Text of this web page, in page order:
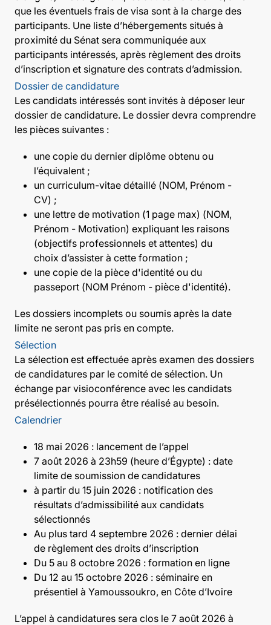
que les éventuels frais de visa sont à la charge des
participants. Une liste d’hébergements situés à
proximité du Sénat sera communiquée aux
participants intéressés, après règlement des droits
d’inscription et signature des contrats d’admission.
Dossier de candidature
Les candidats intéressés sont invités à déposer leur
dossier de candidature. Le dossier devra comprendre
les pièces suivantes :
une copie du dernier diplôme obtenu ou
l’équivalent ;
un curriculum-vitae détaillé (NOM, Prénom -
CV) ;
une lettre de motivation (1 page max) (NOM,
Prénom - Motivation) expliquant les raisons
(objectifs professionnels et attentes) du
choix d’assister à cette formation ;
une copie de la pièce d'identité ou du
passeport (NOM Prénom - pièce d'identité).
Les dossiers incomplets ou soumis après la date
limite ne seront pas pris en compte.
Sélection
La sélection est effectuée après examen des dossiers
de candidatures par le comité de sélection. Un
échange par visioconférence avec les candidats
présélectionnés pourra être réalisé au besoin.
Calendrier
18 mai 2026 : lancement de l’appel
7 août 2026 à 23h59 (heure d’Égypte) : date
limite de soumission de candidatures
à partir du 15 juin 2026 : notification des
résultats d’admissibilité aux candidats
sélectionnés
Au plus tard 4 septembre 2026 : dernier délai
de règlement des droits d’inscription
Du 5 au 8 octobre 2026 : formation en ligne
Du 12 au 15 octobre 2026 : séminaire en
présentiel à Yamoussoukro, en Côte d’Ivoire
L’appel à candidatures sera clos le 7 août 2026 à